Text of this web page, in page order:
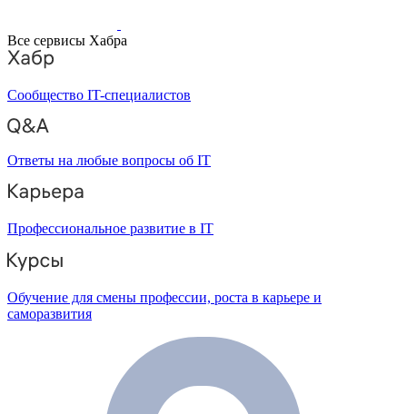
Все сервисы Хабра
Сообщество IT-специалистов
Ответы на любые вопросы об IT
Профессиональное развитие в IT
Обучение для смены профессии, роста в карьере и
саморазвития